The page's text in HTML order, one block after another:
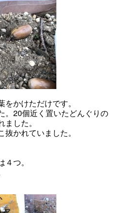
かけただけです。
。20個近く置いたどんぐりの
した。
かれていました。
つ。